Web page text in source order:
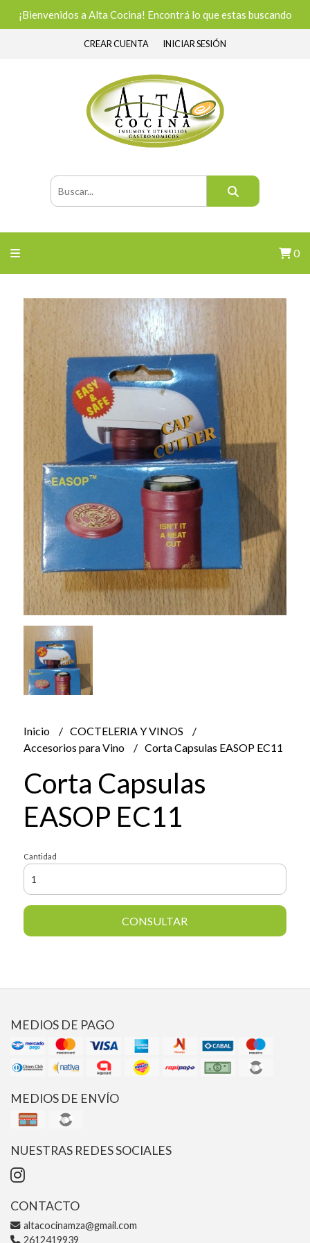
¡Bienvenidos a Alta Cocina! Encontrá lo que estas buscando
CREAR CUENTA INICIAR SESIÓN
0
Inicio
COCTELERIA Y VINOS
Accesorios para Vino
Corta Capsulas EASOP EC11
Corta Capsulas
EASOP EC11
Cantidad
CONSULTAR
MEDIOS DE PAGO
MEDIOS DE ENVÍO
NUESTRAS REDES SOCIALES
CONTACTO
altacocinamza@gmail.com
2612419939